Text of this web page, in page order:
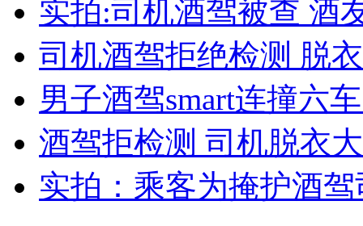
无痛分娩是否安全 医生回应
外交部：反对强权政治霸凌主义
外交部：有关国家言论片面不公正
实拍:司机酒驾被查 酒
司机酒驾拒绝检测 脱
男子酒驾smart连撞六
酒驾拒检测 司机脱衣
实拍：乘客为掩护酒